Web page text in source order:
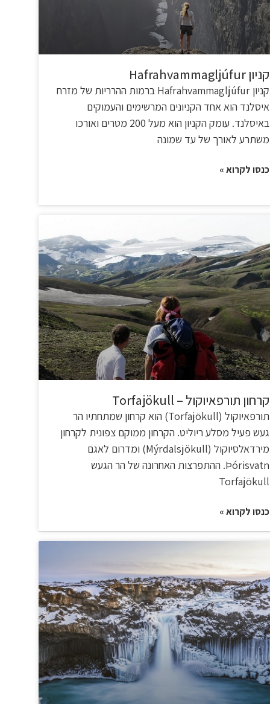
קניון Hafrahvammagljúfur
קניון Hafrahvammagljúfur ברמות ההרריות של מזרח
איסלנד הוא אחד הקניונים המרשימים והעמוקים
באיסלנד. עומק הקניון הוא מעל 200 מטרים ואורכו
משתרע לאורך של עד שמונה
כנסו לקרוא »
קרחון תורפאיוקול – Torfajökull
תורפאיוקול (Torfajökull) הוא קרחון שמתחתיו הר
געש פעיל מסלע ריוליט. הקרחון ממוקם צפונית לקרחון
מירדאלסיוקול (Mýrdalsjökull) ומדרום לאגם
Þórisvatn. ההתפרצות האחרונה של הר הגעש
Torfajökull
כנסו לקרוא »